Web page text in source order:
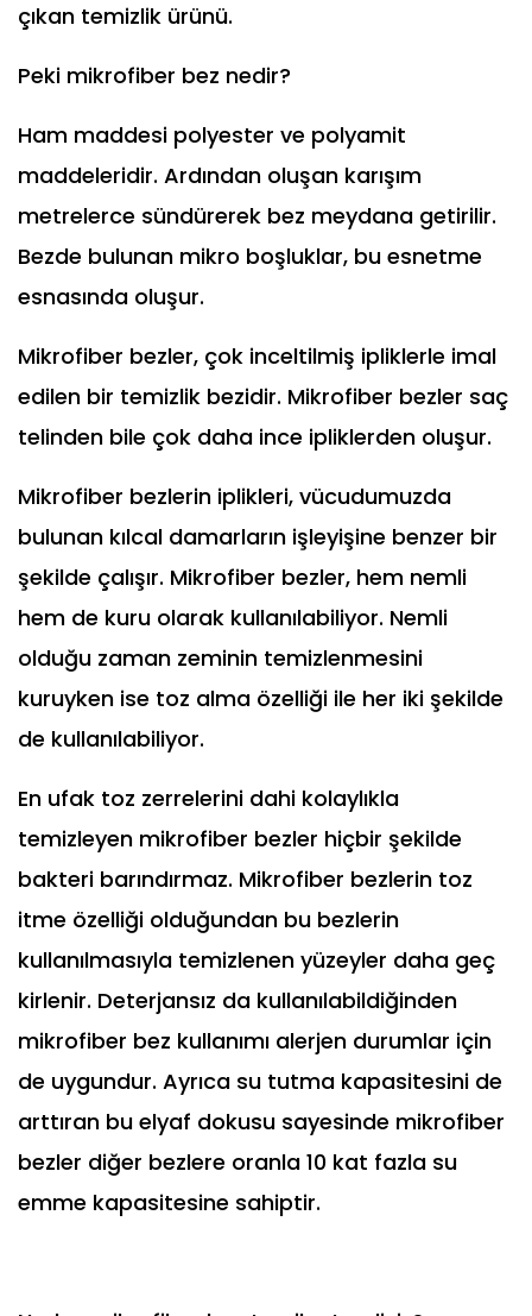
çıkan temizlik ürünü.
Peki mikrofiber bez nedir?
Ham maddesi polyester ve polyamit
maddeleridir. Ardından oluşan karışım
metrelerce sündürerek bez meydana getirilir.
Bezde bulunan mikro boşluklar, bu esnetme
esnasında oluşur.
Mikrofiber bezler, çok inceltilmiş ipliklerle imal
edilen bir temizlik bezidir. Mikrofiber bezler saç
telinden bile çok daha ince ipliklerden oluşur.
Mikrofiber bezlerin iplikleri, vücudumuzda
bulunan kılcal damarların işleyişine benzer bir
şekilde çalışır. Mikrofiber bezler, hem nemli
hem de kuru olarak kullanılabiliyor. Nemli
olduğu zaman zeminin temizlenmesini
kuruyken ise toz alma özelliği ile her iki şekilde
de kullanılabiliyor.
En ufak toz zerrelerini dahi kolaylıkla
temizleyen mikrofiber bezler hiçbir şekilde
bakteri barındırmaz. Mikrofiber bezlerin toz
itme özelliği olduğundan bu bezlerin
kullanılmasıyla temizlenen yüzeyler daha geç
kirlenir. Deterjansız da kullanılabildiğinden
mikrofiber bez kullanımı alerjen durumlar için
de uygundur. Ayrıca su tutma kapasitesini de
arttıran bu elyaf dokusu sayesinde mikrofiber
bezler diğer bezlere oranla 10 kat fazla su
emme kapasitesine sahiptir.